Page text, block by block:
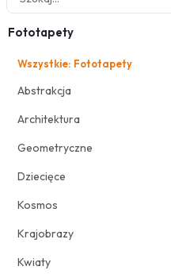
Fototapety
Wszystkie: Fototapety
Abstrakcja
Architektura
Geometryczne
Dziecięce
Kosmos
Krajobrazy
Kwiaty